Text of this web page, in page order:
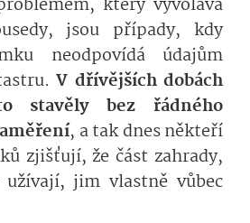
který vyvolává
jsou případy, kdy
neodpovídá údajům
V dřívějších dobách
stavěly bez řádného
, a tak dnes někteří
zjišťují, že část zahrady,
jim vlastně vůbec